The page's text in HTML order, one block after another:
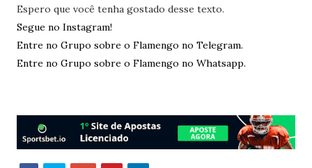
Espero que você tenha gostado desse texto.
Segue no Instagram!
Entre no Grupo sobre o Flamengo no Telegram.
Entre no Grupo sobre o Flamengo no Whatsapp.